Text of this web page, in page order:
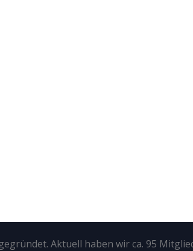
Aktuell haben wir ca. 95